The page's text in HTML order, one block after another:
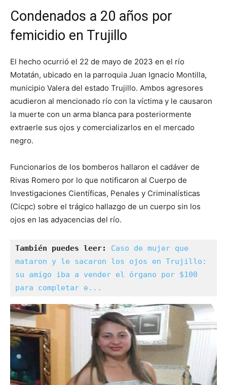
Condenados a 20 años por
femicidio en Trujillo
El hecho ocurrió el 22 de mayo de 2023 en el río
Motatán, ubicado en la parroquia Juan Ignacio Montilla,
municipio Valera del estado Trujillo. Ambos agresores
acudieron al mencionado río con la víctima y le causaron
la muerte con un arma blanca para posteriormente
extraerle sus ojos y comercializarlos en el mercado
negro.
Funcionarios de los bomberos hallaron el cadáver de
Rivas Romero por lo que notificaron al Cuerpo de
Investigaciones Científicas, Penales y Criminalísticas
(Cicpc) sobre el trágico hallazgo de un cuerpo sin los
ojos en las adyacencias del río.
También puedes leer: Caso de mujer que
mataron y le sacaron los ojos en Trujillo:
su amigo iba a vender el órgano por $100
para completar e...